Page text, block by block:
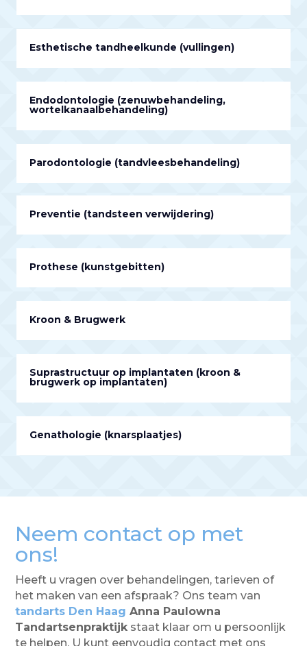
Esthetische tandheelkunde (vullingen)
Endodontologie (zenuwbehandeling,
wortelkanaalbehandeling)
Parodontologie (tandvleesbehandeling)
Preventie (tandsteen verwijdering)
Prothese (kunstgebitten)
Kroon & Brugwerk
Suprastructuur op implantaten (kroon &
brugwerk op implantaten)
Genathologie (knarsplaatjes)
Neem contact op met
ons!
Heeft u vragen over behandelingen, tarieven of
het maken van een afspraak? Ons team van
tandarts Den Haag Anna Paulowna
Tandartsenpraktijkstaat klaar om u persoonlijk
te helpen. U kunt eenvoudig contact met ons